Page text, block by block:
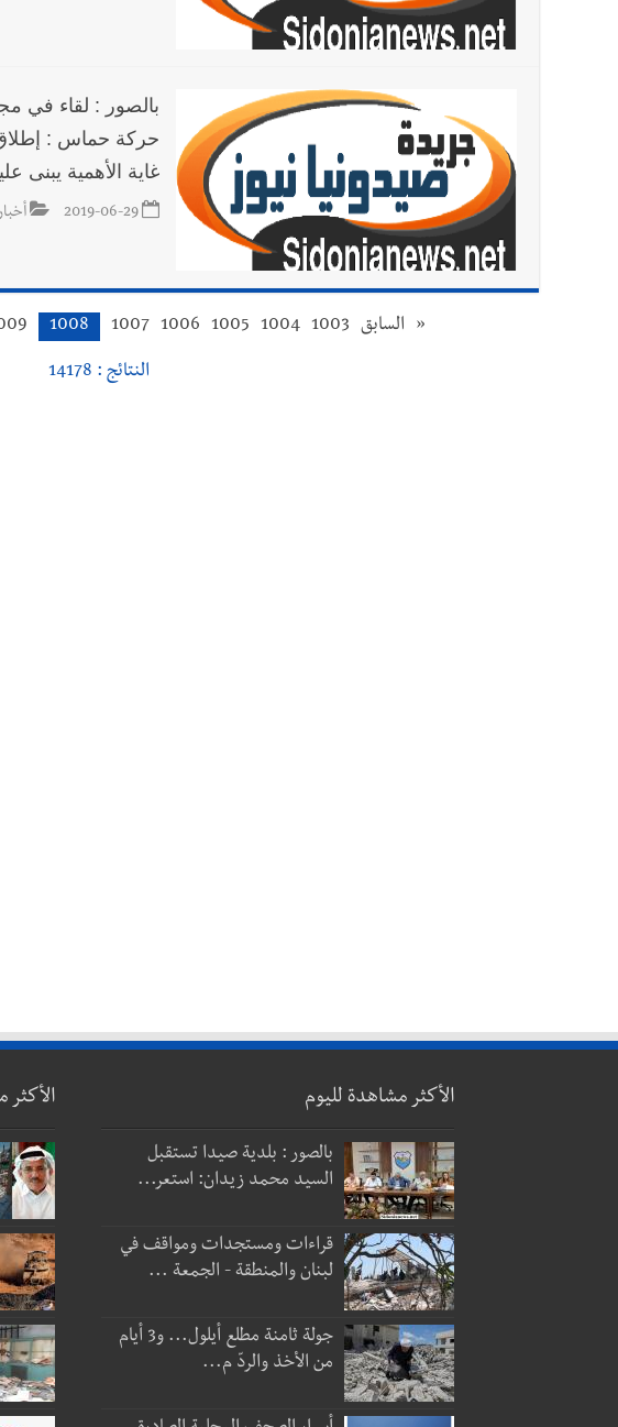
بالصور : لقاء في
حركة حماس : إطلاق
غاية الأهمية يبنى
2019-06-29
« السابق 1003
1004
1005
1006
1007
1008
النتائج : 14178
الأكثر مشاهدة لليوم
بالصور : بلدية صيدا تستقبل
السيد محمد زيدان: استعر...
قراءات ومستجدات ومواقف في
لبنان والمنطقة - الجمعة ...
جولة ثامنة مطلع أيلول... و3 أيام
من الأخذ والردّ م...
الأكثر